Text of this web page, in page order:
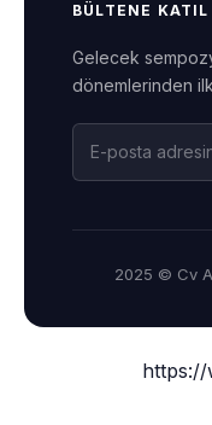
BÜLTENE KATIL
Gelecek
dönemlerinden
2025 © Cv
https://